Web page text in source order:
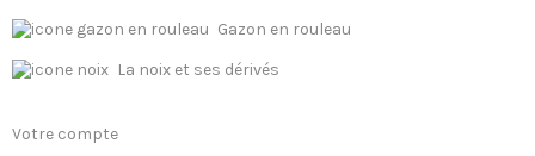
Gazon en rouleau
La noix et ses dérivés
Votre compte